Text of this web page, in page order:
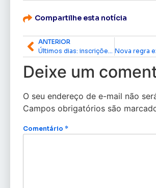
Compartilhe esta notícia
ANTERIOR
Últimos dias: inscrições para avaliadores do Carnaval Amapaense 2027 encerram em 30 de junho
Deixe um
O seu endereço de e-mail não
Campos obrigatórios são
Comentário *